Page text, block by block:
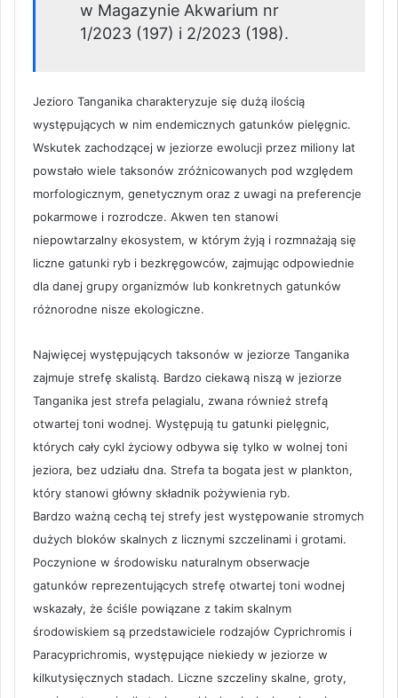
w Magazynie Akwarium nr
1/2023 (197) i 2/2023 (198).
Jezioro Tanganika charakteryzuje się dużą ilością
występujących w nim endemicznych gatunków pielęgnic.
Wskutek zachodzącej w jeziorze ewolucji przez miliony lat
powstało wiele taksonów zróżnicowanych pod względem
morfologicznym, genetycznym oraz z uwagi na preferencje
pokarmowe i rozrodcze. Akwen ten stanowi
niepowtarzalny ekosystem, w którym żyją i rozmnażają się
liczne gatunki ryb i bezkręgowców, zajmując odpowiednie
dla danej grupy organizmów lub konkretnych gatunków
różnorodne nisze ekologiczne.
Najwięcej występujących taksonów w jeziorze Tanganika
zajmuje strefę skalistą. Bardzo ciekawą niszą w jeziorze
Tanganika jest strefa pelagialu, zwana również strefą
otwartej toni wodnej. Występują tu gatunki pielęgnic,
których cały cykl życiowy odbywa się tylko w wolnej toni
jeziora, bez udziału dna. Strefa ta bogata jest w plankton,
który stanowi główny składnik pożywienia ryb.
Bardzo ważną cechą tej strefy jest występowanie stromych
dużych bloków skalnych z licznymi szczelinami i grotami.
Poczynione w środowisku naturalnym obserwacje
gatunków reprezentujących strefę otwartej toni wodnej
wskazały, że ściśle powiązane z takim skalnym
środowiskiem są przedstawiciele rodzajów Cyprichromis i
Paracyprichromis, występujące niekiedy w jeziorze w
kilkutysięcznych stadach. Liczne szczeliny skalne, groty,